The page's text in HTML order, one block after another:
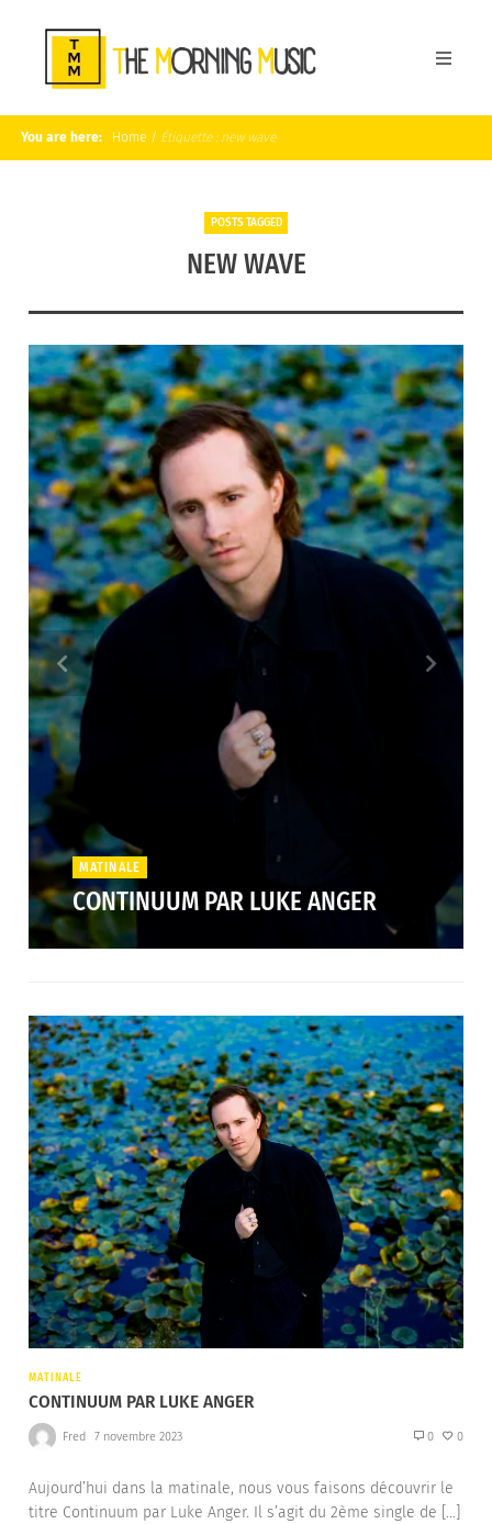
You are here: Home / Étiquette : new wave
POSTS TAGGED
NEW WAVE
MATINALE
CONTINUUM PAR LUKE ANGER
MATINALE
CONTINUUM PAR LUKE ANGER
Fred 7 novembre 2023 0 0
Aujourd’hui dans la matinale, nous vous faisons découvrir le
titre Continuum par Luke Anger. Il s’agit du 2ème single de […]